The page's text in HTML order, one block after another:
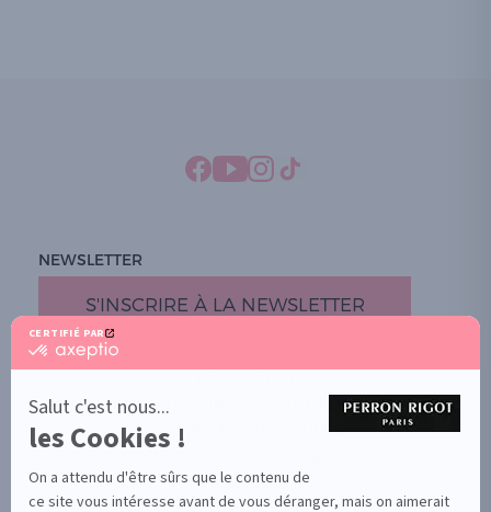
CERTIFIÉ PAR
certifié
En
savoir
plus
sur
Axeptio
Salut c'est nous...
les Cookies !
On a attendu d'être sûrs que le contenu de
ce site vous intéresse avant de vous déranger, mais on aimerait
NEWSLETTER
S'INSCRIRE À LA NEWSLETTER
BOUTIQUE PARTICULIERS
AIDE / FAQ
CONTACT